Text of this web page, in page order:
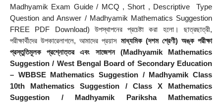
Madhyamik Exam Guide / MCQ , Short , Descriptive  Type
Question and Answer / Madhyamik Mathematics Suggestion
FREE PDF Download) উপস্থাপনের প্রচেষ্টা করা হলাে। ছাত্রছাত্রী,
পরীক্ষার্থীদের উপকারেলাগলে, আমাদের প্রয়াস মাধ্যমিক (দশম শ্রেণী) অঙ্ক পরীক্ষা
প্রস্তুতিমূলক প্রশ্নোত্তর এবং সাজেশন (Madhyamik Mathematics
Suggestion / West Bengal Board of Secondary Education
– WBBSE Mathematics Suggestion / Madhyamik Class
10th Mathematics Suggestion / Class X Mathematics
Suggestion / Madhyamik Pariksha Mathematics